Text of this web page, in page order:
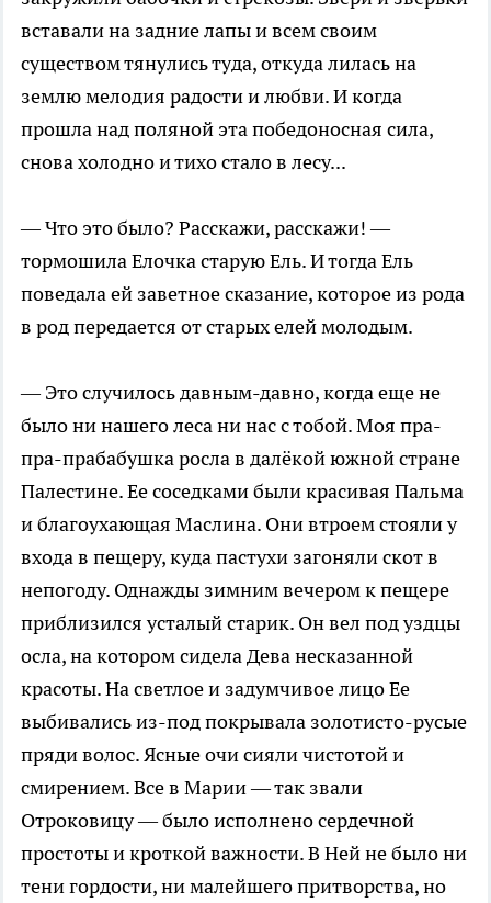
вставали на задние лапы и всем своим
существом тянулись туда, откуда лилась на
землю мелодия радости и любви. И когда
прошла над поляной эта победоносная сила,
снова холодно и тихо стало в лесу...
— Что это было? Расскажи, расскажи! —
тормошила Елочка старую Ель. И тогда Ель
поведала ей заветное сказание, которое из рода
в род передается от старых елей молодым.
— Это случилось давным-давно, когда еще не
было ни нашего леса ни нас с тобой. Моя пра-
пра-прабабушка росла в далёкой южной стране
Палестине. Ее соседками были красивая Пальма
и благоухающая Маслина. Они втроем стояли у
входа в пещеру, куда пастухи загоняли скот в
непогоду. Однажды зимним вечером к пещере
приблизился усталый старик. Он вел под уздцы
осла, на котором сидела Дева несказанной
красоты. На светлое и задумчивое лицо Ее
выбивались из-под покрывала золотисто-русые
пряди волос. Ясные очи сияли чистотой и
смирением. Все в Марии — так звали
Отроковицу — было исполнено сердечной
простоты и кроткой важности. В Ней не было ни
тени гордости, ни малейшего притворства, но